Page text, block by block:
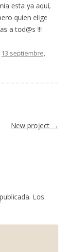
esta ya aquí,
quien elige
a tod@s !!!
13 septiembre,
New project →
Los